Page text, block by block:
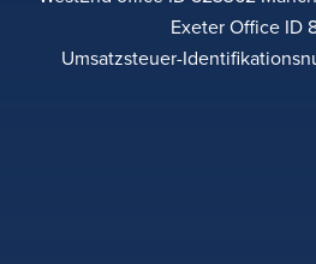
Exeter Office ID
Umsatzsteuer-